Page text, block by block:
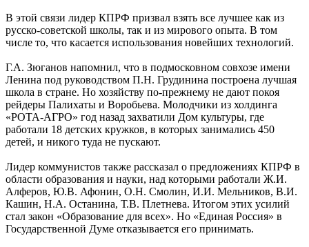
В этой связи лидер КПРФ призвал взять все лучшее как из
русско-советской школы, так и из мирового опыта. В том
числе то, что касается использования новейших технологий.
Г.А. Зюганов напомнил, что в подмосковном совхозе имени
Ленина под руководством П.Н. Грудинина построена лучшая
школа в стране. Но хозяйству по-прежнему не дают покоя
рейдеры Палихаты и Воробьева. Молодчики из холдинга
«РОТА-АГРО» год назад захватили Дом культуры, где
работали 18 детских кружков, в которых занимались 450
детей, и никого туда не пускают.
Лидер коммунистов также рассказал о предложениях КПРФ в
области образования и науки, над которыми работали Ж.И.
Алферов, Ю.В. Афонин, О.Н. Смолин, И.И. Мельников, В.И.
Кашин, Н.А. Останина, Т.В. Плетнева. Итогом этих усилий
стал закон «Образование для всех». Но «Единая Россия» в
Государственной Думе отказывается его принимать.